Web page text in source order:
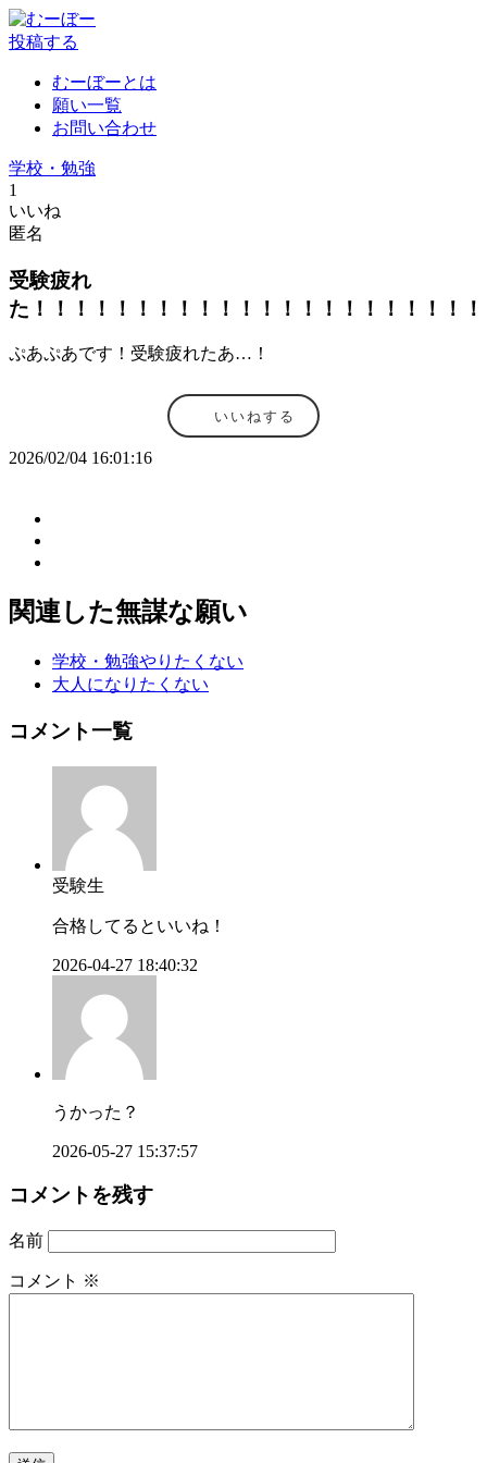
投稿する
むーぼーとは
願い一覧
お問い合わせ
学校・勉強
1
いいね
匿名
受験疲れ
た！！！！！！！！！！！！！！！！！！！！！
ぷあぷあです！受験疲れたあ…！
いいねする
2026/02/04 16:01:16
関連した無謀な願い
学校・勉強やりたくない
大人になりたくない
コメント一覧
受験生
合格してるといいね！
2026-04-27 18:40:32
うかった？
2026-05-27 15:37:57
コメントを残す
名前
コメント ※